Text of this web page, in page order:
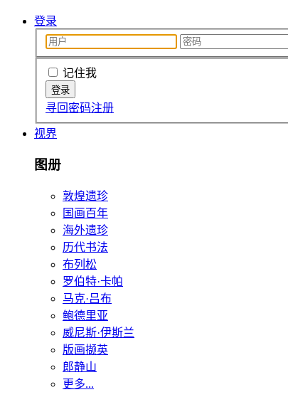
登录
记住我
寻回密码注册
视界
图册
敦煌遗珍
国画百年
海外遗珍
历代书法
布列松
罗伯特·卡帕
马克·吕布
鲍德里亚
威尼斯·伊斯兰
版画撷英
郎静山
更多...